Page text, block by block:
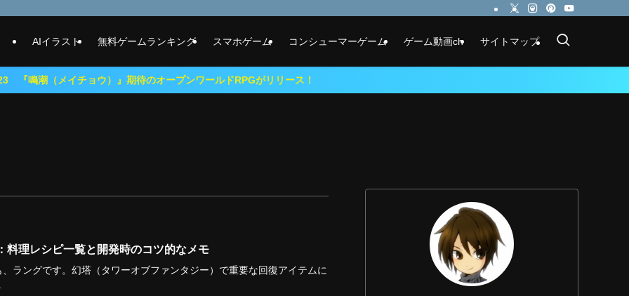
AIイラスト 無料ゲームランキング スマホゲーム コンシューマーゲーム ゲーム動画ch サイトマップ
）』期待のオープンワールドRPGがリリース！
料理レシピ一覧と開発時のコツ的なメモ
、ラングです。幻塔（タワーオブファンタジー）で重要な回復アイテムに